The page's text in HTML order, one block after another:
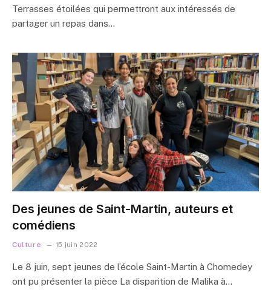
Terrasses étoilées qui permettront aux intéressés de
partager un repas dans…
Des jeunes de Saint-Martin, auteurs et
comédiens
Culture 15 juin 2022
Le 8 juin, sept jeunes de l’école Saint-Martin à Chomedey
ont pu présenter la pièce La disparition de Malika à…